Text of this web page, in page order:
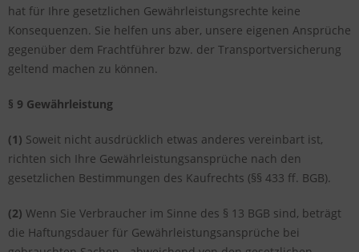
hat für Ihre gesetzlichen Gewährleistungsrechte keine
Konsequenzen. Sie helfen uns aber, unsere eigenen Ansprüche
gegenüber dem Frachtführer bzw. der Transportversicherung
geltend machen zu können.
§ 9 Gewährleistung
(1) Soweit nicht ausdrücklich etwas anderes vereinbart ist,
richten sich Ihre Gewährleistungsansprüche nach den
gesetzlichen Bestimmungen des Kaufrechts (§§ 433 ff. BGB).
(2) Wenn Sie Verbraucher im Sinne des § 13 BGB sind, beträgt
die Haftungsdauer für Gewährleistungsansprüche bei